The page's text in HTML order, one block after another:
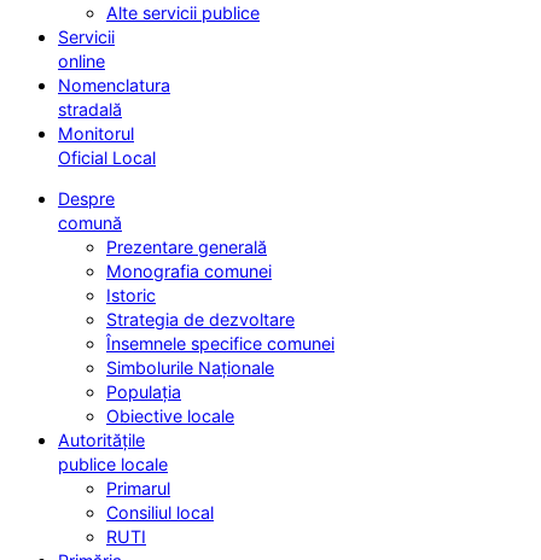
Alte servicii publice
Servicii
online
Nomenclatura
stradală
Monitorul
Oficial Local
Despre
comună
Prezentare generală
Monografia comunei
Istoric
Strategia de dezvoltare
Însemnele specifice comunei
Simbolurile Naționale
Populația
Obiective locale
Autoritățile
publice locale
Primarul
Consiliul local
RUTI